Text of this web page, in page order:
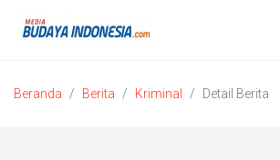
Beranda Berita Kriminal Detail Berita